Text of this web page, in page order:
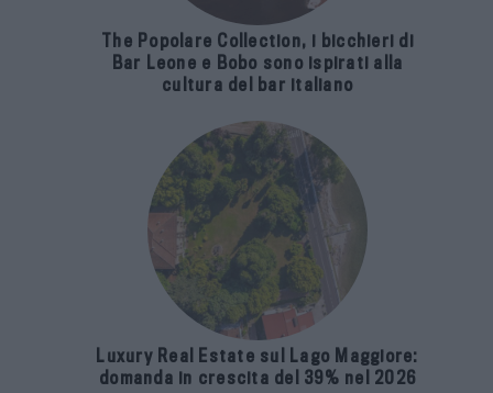
The Popolare Collection, i bicchieri di
Bar Leone e Bobo sono ispirati alla
cultura del bar italiano
Luxury Real Estate sul Lago Maggiore:
domanda in crescita del 39% nel 2026